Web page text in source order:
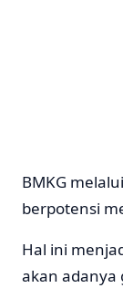
BMKG
berpotensi
Hal ini
akan adanya